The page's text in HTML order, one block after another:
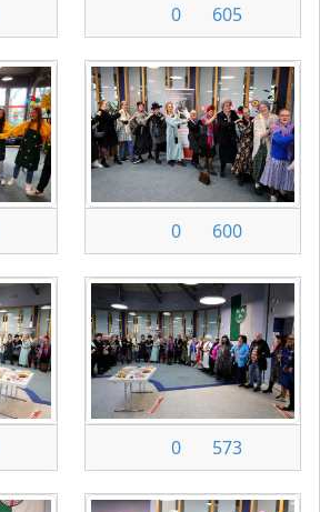
0 605
0 600
0 573